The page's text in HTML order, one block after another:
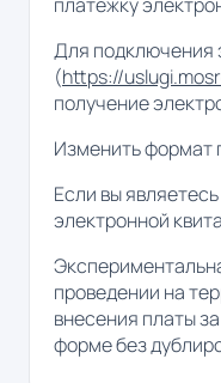
Для подключения
(https://
получение
Изменить формат
Если вы
электронной
проведении на
внесения платы
форме без